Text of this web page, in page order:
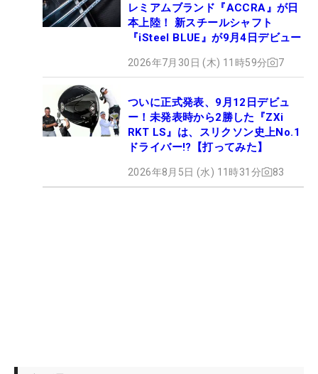
レミアムブランド『ACCRA』が日
本上陸！ 新スチールシャフト
『iSteel BLUE』が9月4日デビュー
2026年7月30日 (木) 11時59分 7
ついに正式発表、9月12日デビュ
ー！未発表時から2勝した『ZXi
RKT LS』は、スリクソン史上No.1
ドライバー!?【打ってみた】
2026年8月5日 (水) 11時31分 83